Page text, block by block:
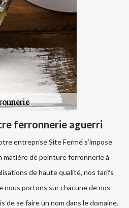
ferronnerie aguerri
entreprise Site Fermé s’impose
matière de peinture ferronnerie à
de haute qualité, nos tarifs
portons sur chacune de nos
de se faire un nom dans le domaine.